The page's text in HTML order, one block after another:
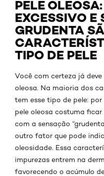
PELE
EXCESSIVO E
GRUDENTA
TIPO DE PELE
Você com certeza já
oleosa. Na maioria dos
tem esse tipo de pele: por
pele oleosa costuma
com a sensação
outro fator que pode
oleosidade. Essa
impurezas entrem na
favorecendo o acúmulo